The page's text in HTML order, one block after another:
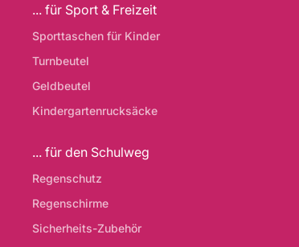
... für Sport & Freizeit
Sporttaschen für Kinder
Turnbeutel
Geldbeutel
Kindergartenrucksäcke
... für den Schulweg
Regenschutz
Regenschirme
Sicherheits-Zubehör